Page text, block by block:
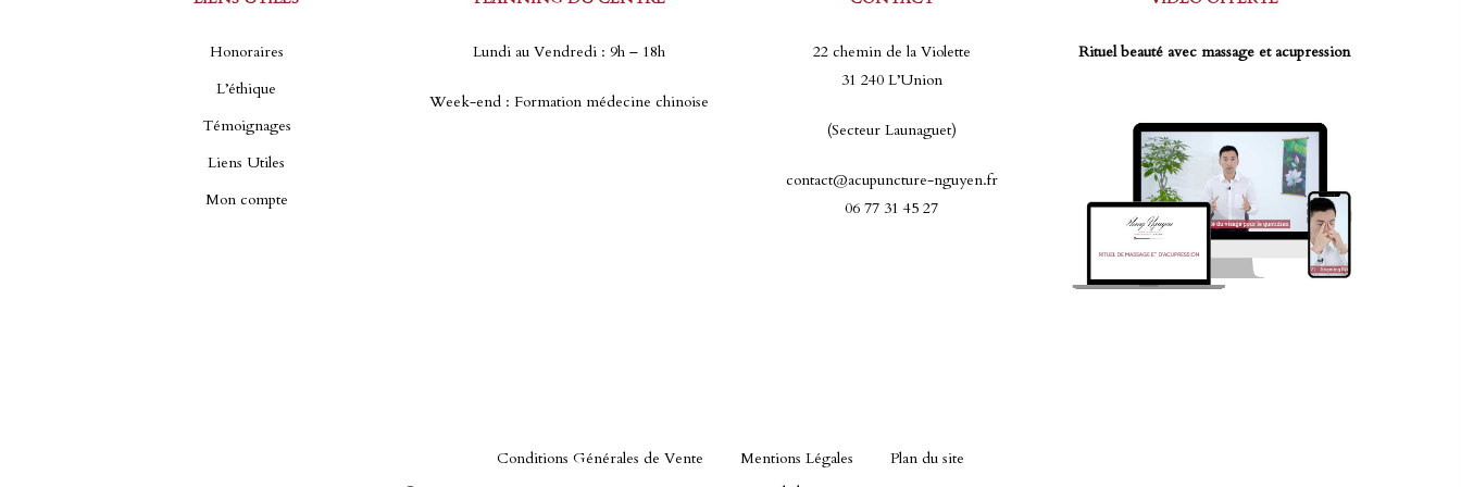
Honoraires
L’éthique
Témoignages
Liens Utiles
Mon compte
Lundi au Vendredi : 9h – 18h
Week-end : Formation médecine chinoise
22 chemin de la Violette
31 240 L’Union
(Secteur Launaguet)
contact@acupuncture-nguyen.fr
06 77 31 45 27
Rituel beauté avec massage et acupression
Conditions Générales de Vente Mentions Légales
Plan du site